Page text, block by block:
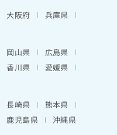
大阪府
兵庫県
岡山県
広島県
香川県
愛媛県
長崎県
熊本県
鹿児島県 沖縄県